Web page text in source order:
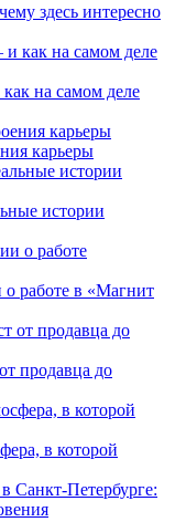
здесь интересно
на самом деле
карьеры
истории
о работе в «Магнит
продавца до
в которой